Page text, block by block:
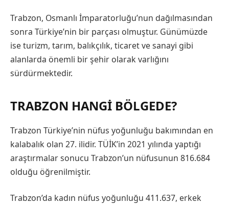
Trabzon, Osmanlı İmparatorluğu’nun dağılmasından
sonra Türkiye’nin bir parçası olmuştur. Günümüzde
ise turizm, tarım, balıkçılık, ticaret ve sanayi gibi
alanlarda önemli bir şehir olarak varlığını
sürdürmektedir.
TRABZON HANGI BÖLGEDE?
Trabzon Türkiye’nin nüfus yoğunluğu bakımından en
kalabalık olan 27. ilidir. TÜİK’in 2021 yılında yaptığı
araştırmalar sonucu Trabzon’un nüfusunun 816.684
olduğu öğrenilmiştir.
Trabzon’da kadın nüfus yoğunluğu 411.637, erkek